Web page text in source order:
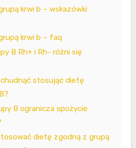
krwi b – wskazówki
krwi b – faq
B Rh+ i Rh- różni się
stosując dietę
B ogranicza spożycie
dietę zgodną z grupą